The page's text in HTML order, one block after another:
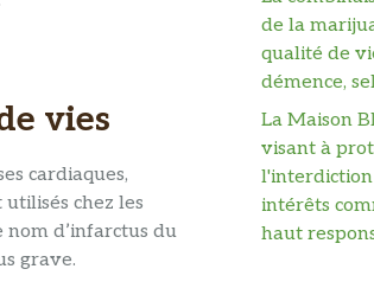
vies
cardiaques,
chez les
nom d’infarctus du
grave.
de la
qualité de
démence,
La Maison
visant à
intérêts
haut